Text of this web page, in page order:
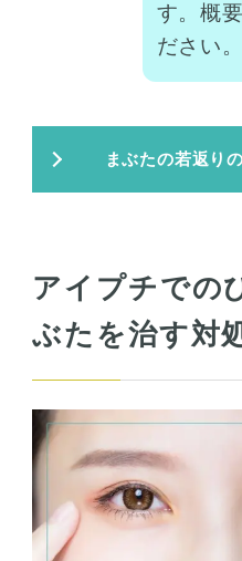
す。概
ださい。
まぶたの若返り
アイプチでの
ぶたを治す対